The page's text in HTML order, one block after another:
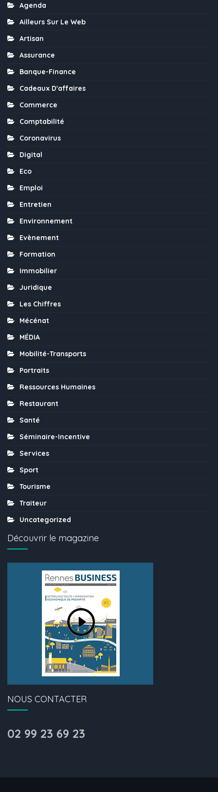
Agenda
Ailleurs Sur Le Web
Artisan
Assurance
Banque-Finance
Cadeaux D'affaires
Commerce
Comptabilité
Coronavirus
Digital
Eco
Emploi
Entretien
Environnement
Evènement
Formation
Immobilier
Juridique
Les Chiffres
Mécénat
MÉDIA
Mobilité-Transports
Portraits
Ressources Humaines
Restaurant
Santé
Séminaire-Incentive
Services
Sport
Tourisme
Traiteur
Uncategorized
Découvrir le magazine
NOUS CONTACTER
02 99 23 69 23